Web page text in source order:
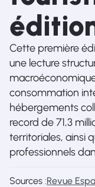
Cette première
une lecture
consommation
hébergements
record de 71,3
territoriales, ainsi
professionnels
Sources :Revue